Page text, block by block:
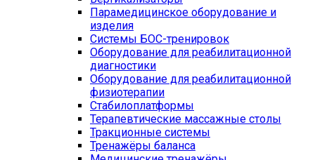
Парамедицинское оборудование и
изделия
Системы БОС-тренировок
Оборудование для реабилитационной
диагностики
Оборудование для реабилитационной
физиотерапии
Стабилоплатформы
Терапевтические массажные столы
Тракционные системы
Тренажёры баланса